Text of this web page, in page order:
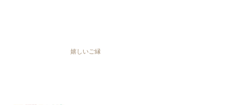
嬉しいご縁